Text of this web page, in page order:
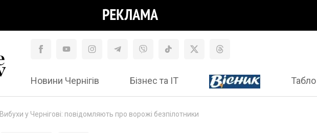
Новини Чернігів Бізнес та ІТ Табло
Вибухи у Чернігові: повідомляють про ворожі безпілотники